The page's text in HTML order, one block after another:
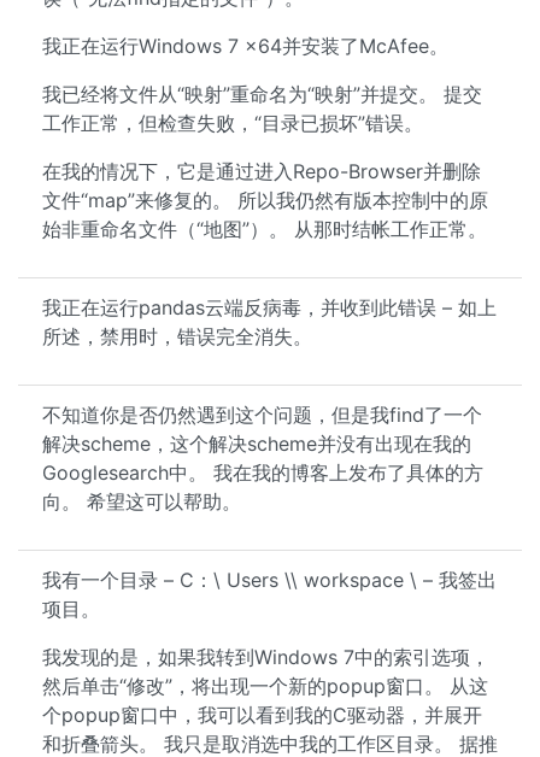
我正在运行Windows 7 x64并安装了McAfee。
我已经将文件从“映射”重命名为“映射”并提交。 提交
工作正常，但检查失败，“目录已损坏”错误。
在我的情况下，它是通过进入Repo-Browser并删除
文件“map”来修复的。 所以我仍然有版本控制中的原
始非重命名文件（“地图”）。 从那时结帐工作正常。
我正在运行pandas云端反病毒，并收到此错误 – 如上
所述，禁用时，错误完全消失。
不知道你是否仍然遇到这个问题，但是我find了一个
解决scheme，这个解决scheme并没有出现在我的
Googlesearch中。 我在我的博客上发布了具体的方
向。 希望这可以帮助。
我有一个目录 – C：\ Users \\ workspace \ – 我签出
项目。
我发现的是，如果我转到Windows 7中的索引选项，
然后单击“修改”，将出现一个新的popup窗口。 从这
个popup窗口中，我可以看到我的C驱动器，并展开
和折叠箭头。 我只是取消选中我的工作区目录。 据推